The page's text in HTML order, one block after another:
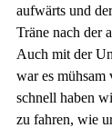
aufwärts und
Träne nach der
Auch mit der
war es mühsam
schnell haben
zu fahren, wie